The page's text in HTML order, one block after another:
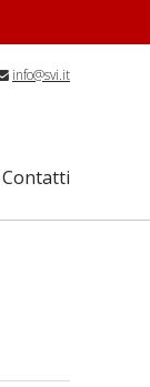
info@svi.it
Contatti